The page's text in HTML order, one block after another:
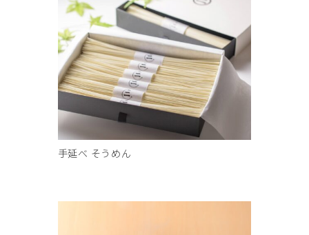
手延べ そうめん